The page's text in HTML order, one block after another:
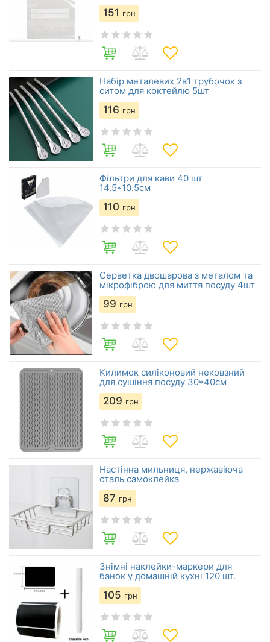
151 грн
Набір металевих 2в1 трубочок з
ситом для коктейлю 5шт
116 грн
Фільтри для кави 40 шт
14.5*10.5см
110 грн
Серветка двошарова з металом та
мікрофіброю для миття посуду 4шт
99 грн
Килимок силіконовий нековзний
для сушіння посуду 30*40см
209 грн
Настінна мильниця, нержавіюча
сталь самоклейка
87 грн
Знімні наклейки-маркери для
банок у домашній кухні 120 шт.
105 грн